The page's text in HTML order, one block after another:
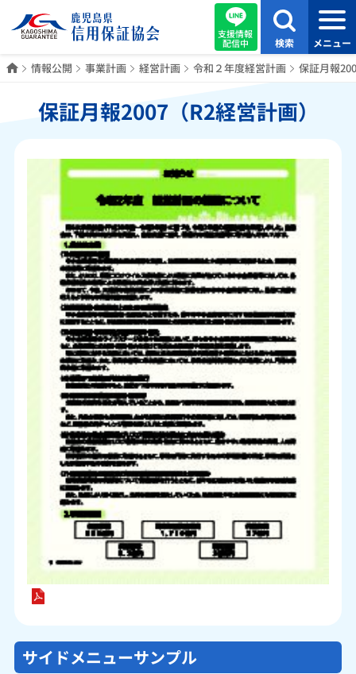
支援情報
配信中 検索 メニュー
ホーム
情報公開 事業計画 経営計画 令和２年度経営計画 保証月報
保証月報2007（R2経営計画）
サイドメニューサンプル